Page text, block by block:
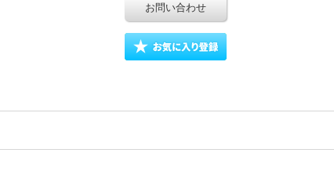
お問い合わせ